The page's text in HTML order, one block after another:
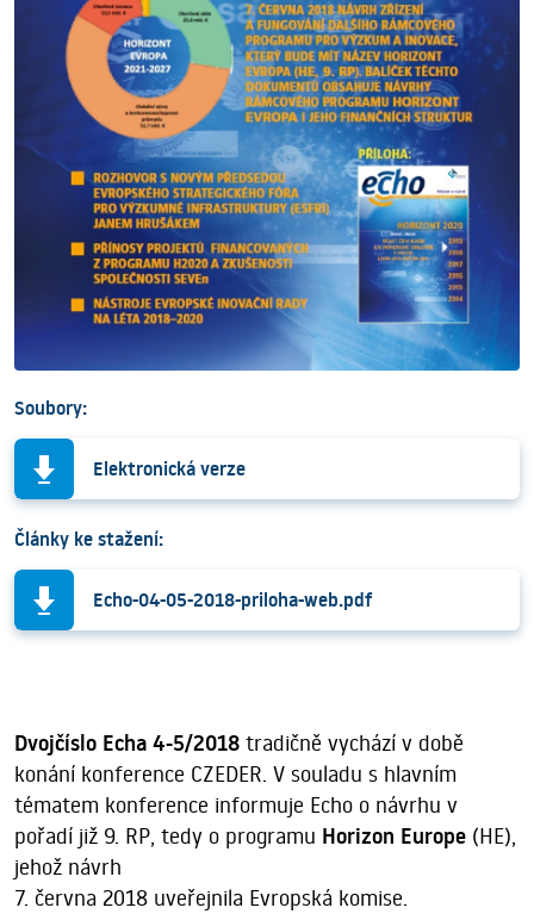
Soubory:
Elektronická verze
Články ke stažení:
Echo-04-05-2018-priloha-web.pdf
Dvojčíslo Echa 4-5/2018 tradičně vychází v době
konání konference CZEDER. V souladu s hlavním
tématem konference informuje Echo o návrhu v
pořadí již 9. RP, tedy o programu Horizon Europe (HE),
jehož návrh
7. června 2018 uveřejnila Evropská komise.